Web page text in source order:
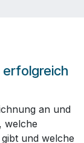
erfolgreich
an und
welche
und welche